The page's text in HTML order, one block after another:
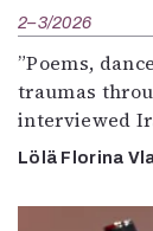
2–3/2026
”Poems,
traumas
interviewed
Lölä Florina